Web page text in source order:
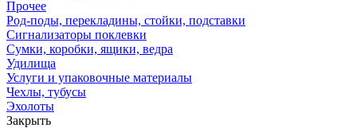
Прочее
Род-поды, перекладины, стойки, подставки
Сигнализаторы поклевки
Сумки, коробки, ящики, ведра
Удилища
Услуги и упаковочные материалы
Чехлы, тубусы
Эхолоты
Закрыть